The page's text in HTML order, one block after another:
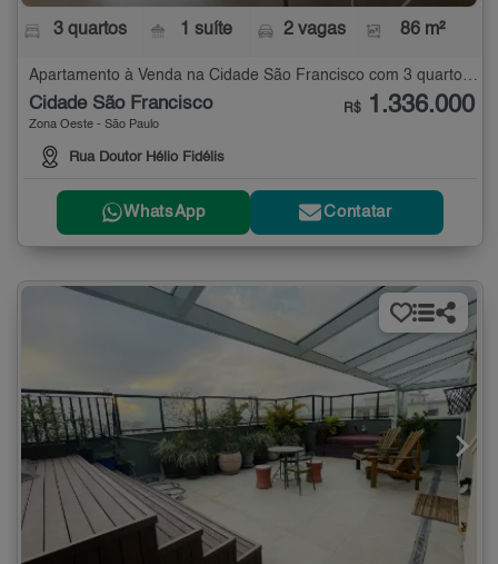
3 quartos 1 suíte 2 vagas 86 m²
Cidade São Francisco
Zona Oeste - São Paulo
Rua Doutor Hélio Fidélis
R$ 1.336.000
WhatsApp Contatar